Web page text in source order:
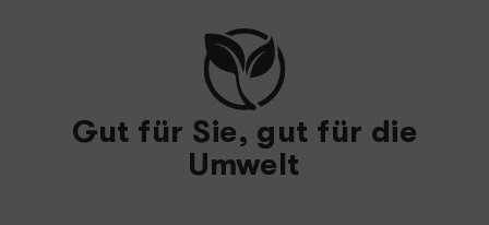
Gut für Sie, gut für die
Umwelt